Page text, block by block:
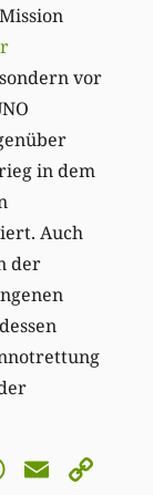
vor
in dem
Auch
der
Email